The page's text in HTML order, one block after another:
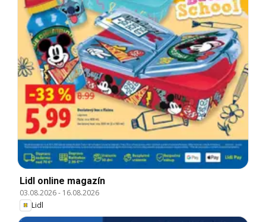
Lidl online magazín
03.08.2026- 16.08.2026
Lidl